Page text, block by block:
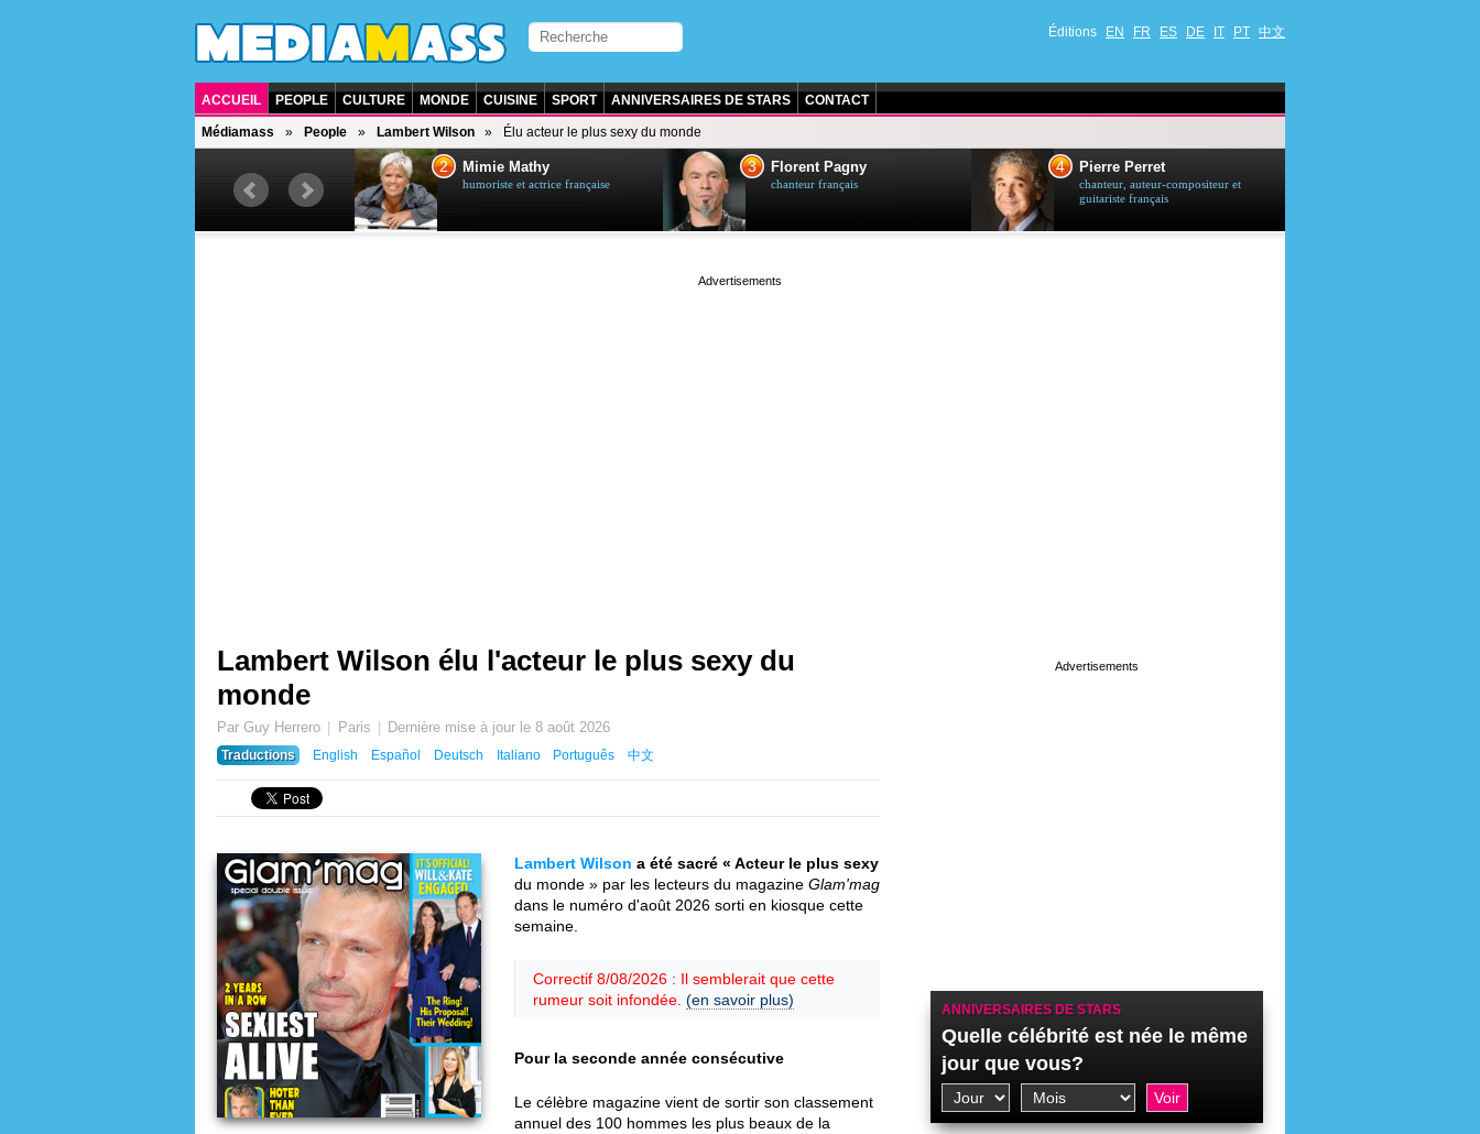
Éditions EN FR ES DE IT PT 中文
ACCUEIL PEOPLE CULTURE MONDE CUISINE SPORT ANNIVERSAIRES DE STARS CONTACT
Médiamass People Lambert Wilson Élu acteur le plus sexy du monde
chanteuse québécoise
2 Mimie Mathy
humoriste et actrice française
3 Florent Pagny
chanteur français
4 Pierre Perret
chanteur, auteur-compositeur et
guitariste français
Lambert Wilson élu l'acteur le plus sexy du
monde
Par Guy Herrero Paris Dernière mise à jour le8 août 2026
Traductions
English Español Deutsch Italiano Português 中文
Lambert Wilson a été sacré « Acteur le plus sexy
du monde » par les lecteurs du magazine Glam'mag
dans le numéro d'août 2026 sorti en kiosque cette
semaine.
Correctif 8/08/2026 : Il semblerait que cette
rumeur soit infondée. (en savoir plus)
Pour la seconde année consécutive
Le célèbre magazine vient de sortir son classement
annuel des 100 hommes les plus beaux de la
ANNIVERSAIRES DE STARS
Quelle célébrité est née le même
jour que vous?